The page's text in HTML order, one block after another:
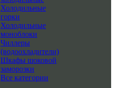
Холодильные
горки
Холодильные
моноблоки
Чиллеры
(водоохладители)
Шкафы шоковой
заморозки
Все категории